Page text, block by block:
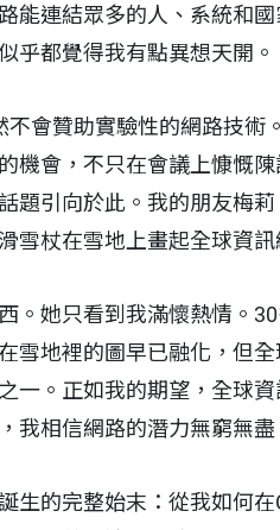
能連結眾多的人、系統和
乎都覺得我有點異想天開。
不會贊助實驗性的網路技
機會，不只在會議上慷慨
題引向於此。我的朋友梅
雪杖在雪地上畫起全球資訊
。她只看到我滿懷熱情。
雪地裡的圖早已融化，但
一。正如我的期望，全球
我相信網路的潛力無窮無
生的完整始末：從我如何